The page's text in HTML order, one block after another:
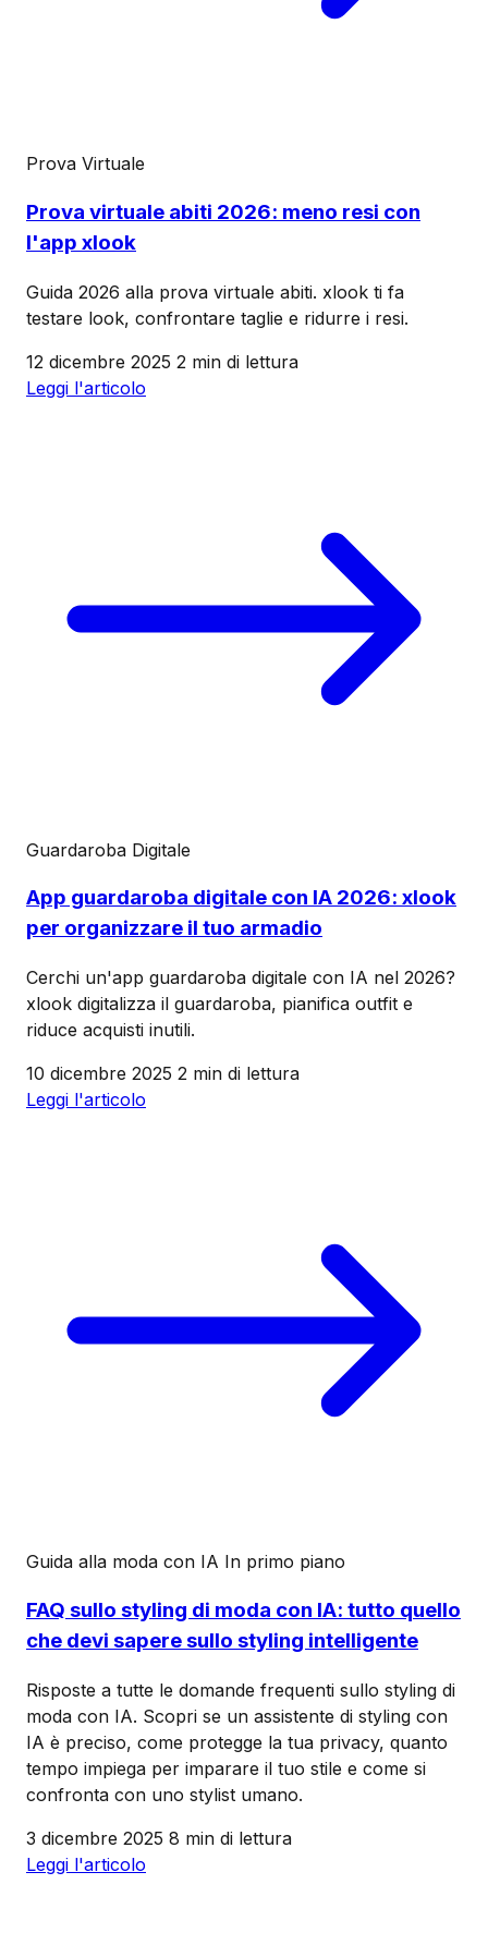
Prova Virtuale
Prova virtuale abiti 2026: meno resi con
l'app xlook
Guida 2026 alla prova virtuale abiti. xlook ti fa
testare look, confrontare taglie e ridurre i resi.
12 dicembre 2025 2 min di lettura
Leggi l'articolo
Guardaroba Digitale
App guardaroba digitale con IA 2026: xlook
per organizzare il tuo armadio
Cerchi un'app guardaroba digitale con IA nel 2026?
xlook digitalizza il guardaroba, pianifica outfit e
riduce acquisti inutili.
10 dicembre 2025 2 min di lettura
Leggi l'articolo
Guida alla moda con IA In primo piano
FAQ sullo styling di moda con IA: tutto quello
che devi sapere sullo styling intelligente
Risposte a tutte le domande frequenti sullo styling di
moda con IA. Scopri se un assistente di styling con
IA è preciso, come protegge la tua privacy, quanto
tempo impiega per imparare il tuo stile e come si
confronta con uno stylist umano.
3 dicembre 2025 8 min di lettura
Leggi l'articolo